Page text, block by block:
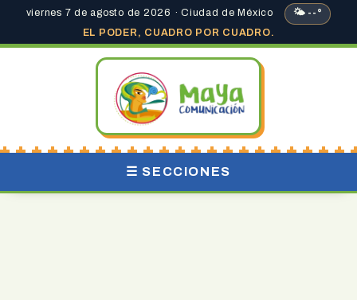
viernes 7 de agosto de 2026 · Ciudad de México
🌤 --°
EL PODER, CUADRO POR CUADRO.
☰ SECCIONES